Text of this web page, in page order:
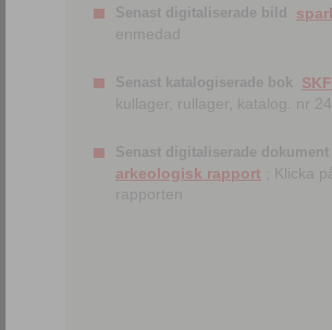
Senast digitaliserade bild
enmedad
Senast katalogiserade bok
kullager, rullager, katalog. nr
Senast digitaliserade dokument
arkeologisk rapport ; Klicka
rapporten